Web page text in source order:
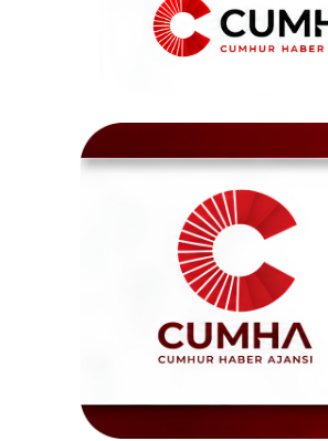
Yerel Yönetimler
Sivil Toplum Kuruluşları
Kamu Kurumları ve Üst Kurullar
Resmi Reklamlar